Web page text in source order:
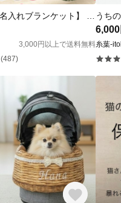
3,000円以上で送料無料
(487)
6,000
糸葉-